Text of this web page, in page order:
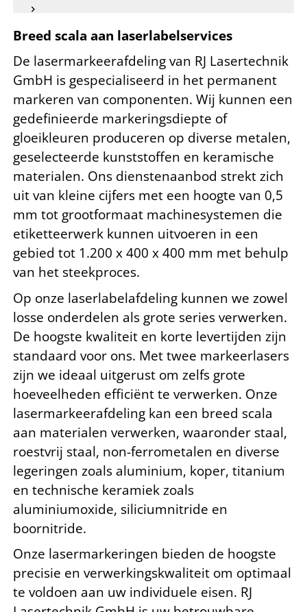
Breed scala aan laserlabelservices
De lasermarkeerafdeling van RJ Lasertechnik
GmbH is gespecialiseerd in het permanent
markeren van componenten. Wij kunnen een
gedefinieerde markeringsdiepte of
gloeikleuren produceren op diverse metalen,
geselecteerde kunststoffen en keramische
materialen. Ons dienstenaanbod strekt zich
uit van kleine cijfers met een hoogte van 0,5
mm tot grootformaat machinesystemen die
etiketteerwerk kunnen uitvoeren in een
gebied tot 1.200 x 400 x 400 mm met behulp
van het steekproces.
Op onze laserlabelafdeling kunnen we zowel
losse onderdelen als grote series verwerken.
De hoogste kwaliteit en korte levertijden zijn
standaard voor ons. Met twee markeerlasers
zijn we ideaal uitgerust om zelfs grote
hoeveelheden efficiënt te verwerken. Onze
lasermarkeerafdeling kan een breed scala
aan materialen verwerken, waaronder staal,
roestvrij staal, non-ferrometalen en diverse
legeringen zoals aluminium, koper, titanium
en technische keramiek zoals
aluminiumoxide, siliciumnitride en
boornitride.
Onze lasermarkeringen bieden de hoogste
precisie en verwerkingskwaliteit om optimaal
te voldoen aan uw individuele eisen. RJ